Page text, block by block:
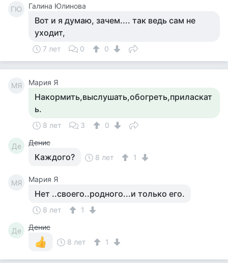
ГЮ Галина Юлинова
Вот и я думаю, зачем.... так ведь сам не
уходит,
7 лет 0 0
МЯ Мария Я
Накормить,выслушать,обогреть,приласкат
ь.
8 лет 3 0
Де Денис
Каждого? 8 лет 1
МЯ Мария Я
Нет ..своего..родного...и только его.
8 лет 1
Де
Денис
8 лет
1